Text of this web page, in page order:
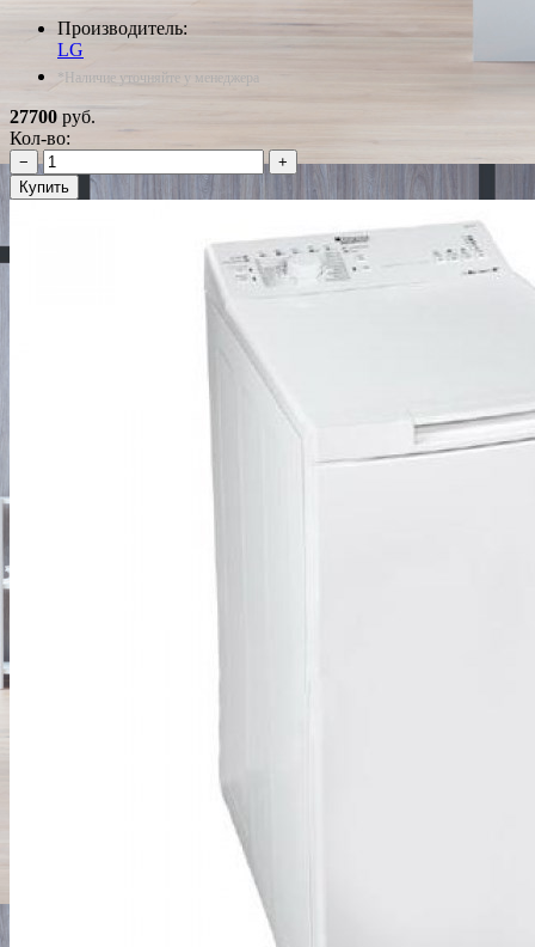
Производитель:
LG
*Наличие уточняйте у менеджера
27700 руб.
Кол-во:
−
+
Купить